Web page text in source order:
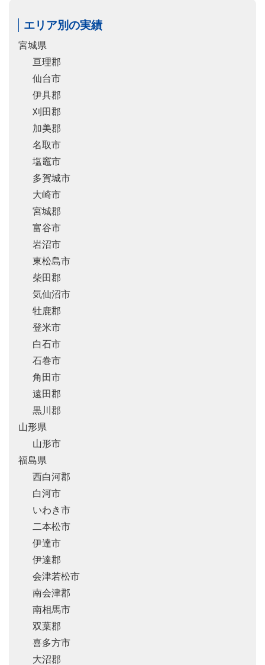
エリア別の実績
宮城県
亘理郡
仙台市
伊具郡
刈田郡
加美郡
名取市
塩竈市
多賀城市
大崎市
宮城郡
富谷市
岩沼市
東松島市
柴田郡
気仙沼市
牡鹿郡
登米市
白石市
石巻市
角田市
遠田郡
黒川郡
山形県
山形市
福島県
西白河郡
白河市
いわき市
二本松市
伊達市
伊達郡
会津若松市
南会津郡
南相馬市
双葉郡
喜多方市
大沼郡